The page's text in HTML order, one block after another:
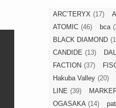
ARC’TERYX (17)
ATOMIC (46) bca
BLACK DIAMOND
CANDIDE (13)
FACTION (37)
Hakuba Valley (20)
LINE (39)
OGASAKA (14)